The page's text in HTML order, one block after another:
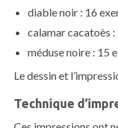
diable noir : 16
calamar cacatoès
méduse noire : 15
Le dessin et
Technique